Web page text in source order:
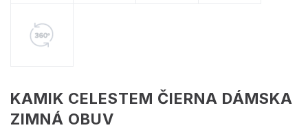
KAMIK CELESTEM ČIERNA DÁMSKA
ZIMNÁ OBUV